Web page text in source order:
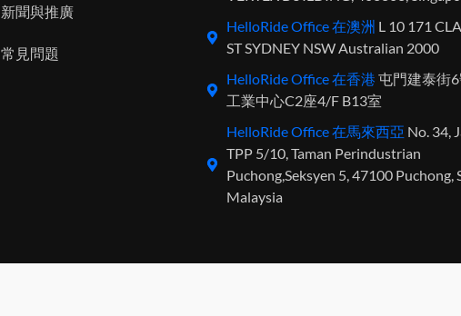
新聞與推廣
常見問題
HelloRide Office 在澳洲 L 10 171
ST SYDNEY NSW Australian 2000
HelloRide Office 在香港屯門建泰街
工業中心C2座4/F B13室
HelloRide Office 在馬來西亞 No. 34,
TPP 5/10, Taman Perindustrian
Puchong,Seksyen 5, 47100 Puchong,
Malaysia